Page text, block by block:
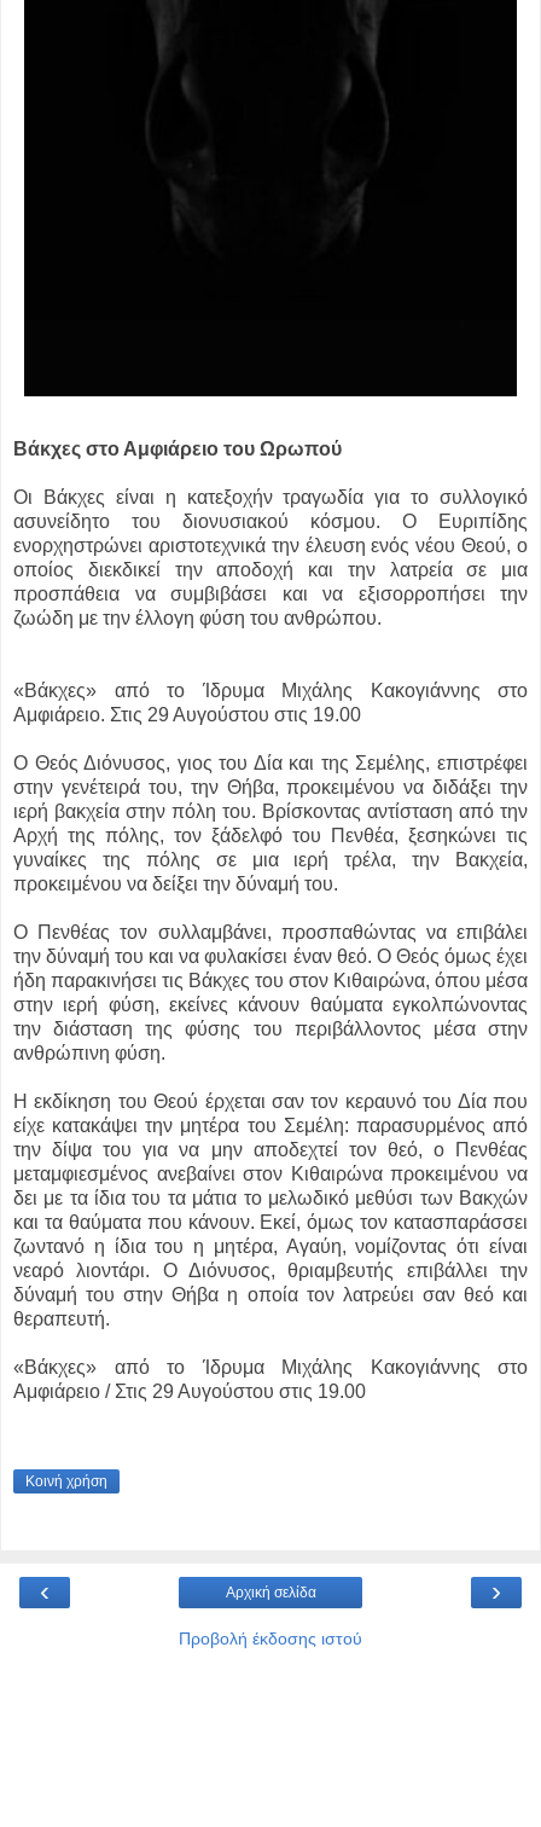
Βάκχες στο Αμφιάρειο του Ωρωπού
Οι Βάκχες είναι η κατεξοχήν τραγωδία για το συλλογικό
ασυνείδητο του διονυσιακού κόσμου. Ο Ευριπίδης
ενορχηστρώνει αριστοτεχνικά την έλευση ενός νέου Θεού, ο
οποίος διεκδικεί την αποδοχή και την λατρεία σε μια
προσπάθεια να συμβιβάσει και να εξισορροπήσει την
ζωώδη με την έλλογη φύση του ανθρώπου.
«Βάκχες» από το Ίδρυμα Μιχάλης Κακογιάννης στο
Αμφιάρειο. Στις 29 Αυγούστου στις 19.00
Ο Θεός Διόνυσος, γιος του Δία και της Σεμέλης, επιστρέφει
στην γενέτειρά του, την Θήβα, προκειμένου να διδάξει την
ιερή βακχεία στην πόλη του. Βρίσκοντας αντίσταση από την
Αρχή της πόλης, τον ξάδελφό του Πενθέα, ξεσηκώνει τις
γυναίκες της πόλης σε μια ιερή τρέλα, την Βακχεία,
προκειμένου να δείξει την δύναμή του.
Ο Πενθέας τον συλλαμβάνει, προσπαθώντας να επιβάλει
την δύναμή του και να φυλακίσει έναν θεό. Ο Θεός όμως έχει
ήδη παρακινήσει τις Βάκχες του στον Κιθαιρώνα, όπου μέσα
στην ιερή φύση, εκείνες κάνουν θαύματα εγκολπώνοντας
την διάσταση της φύσης του περιβάλλοντος μέσα στην
ανθρώπινη φύση.
Η εκδίκηση του Θεού έρχεται σαν τον κεραυνό του Δία που
είχε κατακάψει την μητέρα του Σεμέλη: παρασυρμένος από
την δίψα του για να μην αποδεχτεί τον θεό, ο Πενθέας
μεταμφιεσμένος ανεβαίνει στον Κιθαιρώνα προκειμένου να
δει με τα ίδια του τα μάτια το μελωδικό μεθύσι των Βακχών
και τα θαύματα που κάνουν. Εκεί, όμως τον κατασπαράσσει
ζωντανό η ίδια του η μητέρα, Αγαύη, νομίζοντας ότι είναι
νεαρό λιοντάρι. Ο Διόνυσος, θριαμβευτής επιβάλλει την
δύναμή του στην Θήβα η οποία τον λατρεύει σαν θεό και
θεραπευτή.
«Βάκχες» από το Ίδρυμα Μιχάλης Κακογιάννης στο
Αμφιάρειο / Στις 29 Αυγούστου στις 19.00
Κοινή χρήση
‹ ›
Αρχική σελίδα
Προβολή έκδοσης ιστού